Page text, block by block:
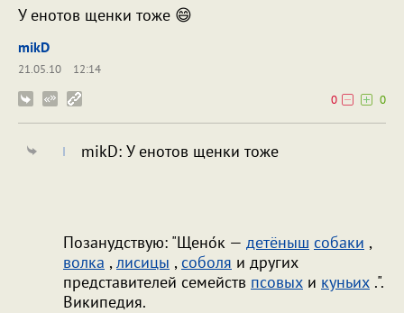
У енотов щенки тоже 😄
mikD
21.05.10
12:14
0
0
mikD: У енотов щенки тоже
Позанудствую: "Щено́к — детёныш собаки ,
волка ,лисицы ,соболя и других
представителей семейств псовых и куньих .".
Википедия.